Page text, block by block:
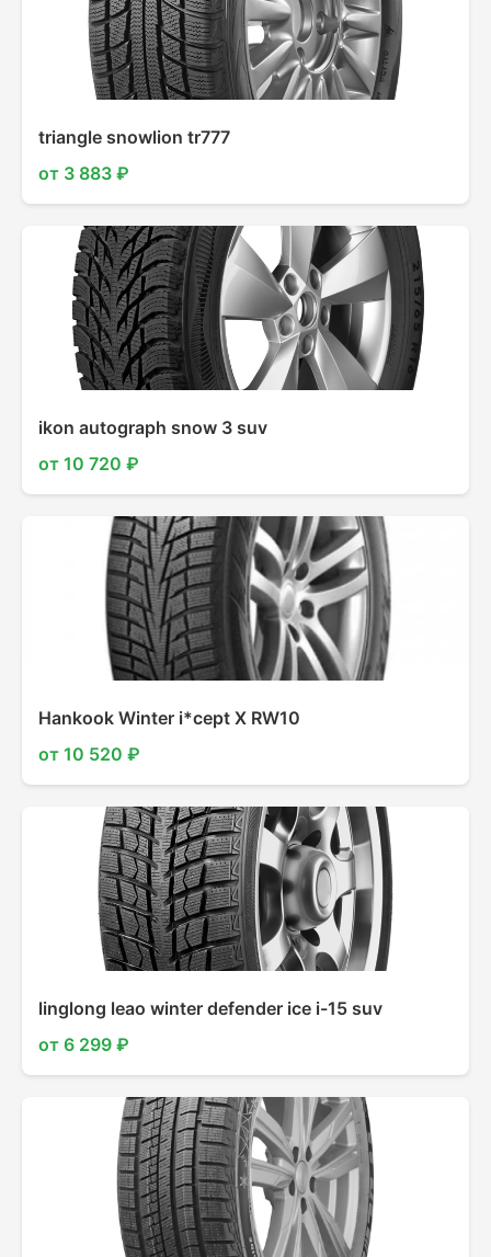
triangle snowlion tr777
от 3 883 ₽
ikon autograph snow 3 suv
от 10 720 ₽
Hankook Winter i*cept X RW10
от 10 520 ₽
linglong leao winter defender ice i-15 suv
от 6 299 ₽